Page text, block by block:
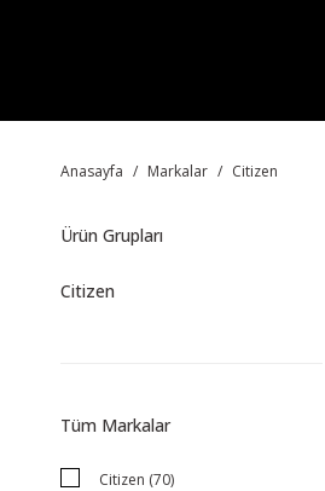
Anasayfa Markalar Citizen
Ürün Grupları
Citizen
Tüm Markalar
Citizen (70)